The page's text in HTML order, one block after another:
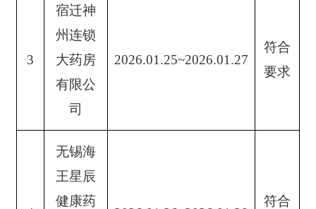
3
宿迁神
州连锁
大药房
有限公
司
2026.01.25~2026.01.27
符合
要求
无锡海
王星辰
健康药
符合